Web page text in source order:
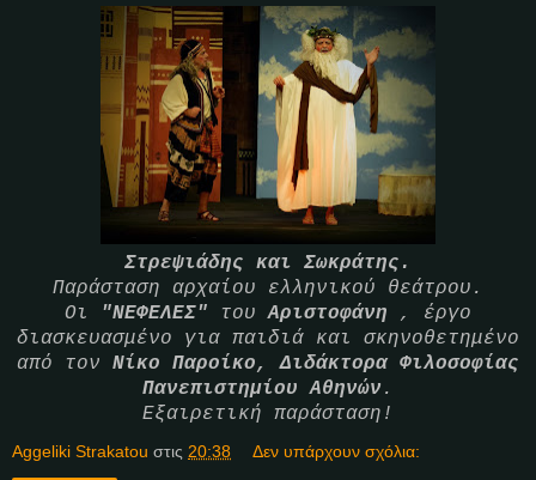
Στρεψιάδης και Σωκράτης.
Παράσταση αρχαίου ελληνικού θεάτρου.
Οι
"ΝΕΦΕΛΕΣ" τουΑριστοφάνη , έργο
διασκευασμένο για παιδιά και σκηνοθετημένο
από τον Νίκο Παροίκο, Διδάκτορα Φιλοσοφίας
Πανεπιστημίου Αθηνών .
Εξαιρετική παράσταση!
Aggeliki Strakatou στις 20:38 Δεν υπάρχουν σχόλια: